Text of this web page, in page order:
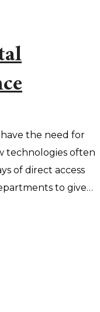
the need for
technologies often
of direct access
to give…